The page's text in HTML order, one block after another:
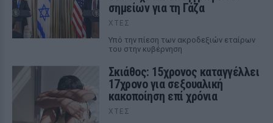
σημείων για τη Γάζα
ΧΤΕΣ
Υπό την πίεση των ακροδεξιών εταίρων
του στην κυβέρνηση
Σκιάθος: 15χρονος καταγγέλλει
17χρονο για σεξουαλική
κακοποίηση επί χρόνια
ΧΤΕΣ